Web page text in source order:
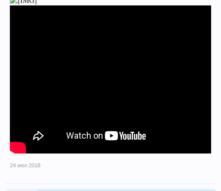
24 июл 2018